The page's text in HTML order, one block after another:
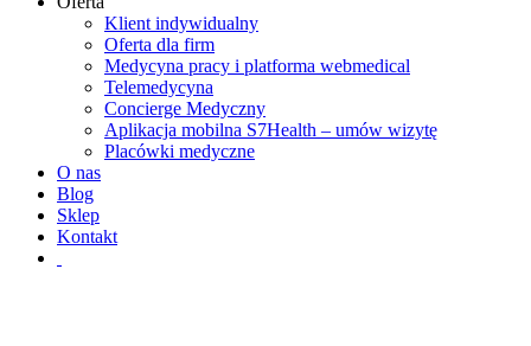
Klient indywidualny
Oferta dla firm
Medycyna pracy i platforma webmedical
Telemedycyna
Concierge Medyczny
Aplikacja mobilna S7Health – umów wizytę
Placówki medyczne
O nas
Blog
Sklep
Kontakt